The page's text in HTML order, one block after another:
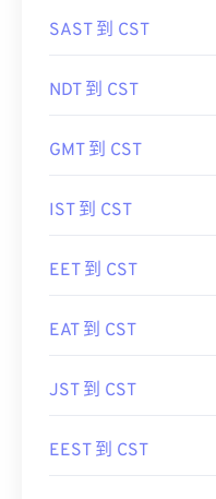
SAST 到 CST
NDT 到 CST
GMT 到 CST
IST 到 CST
EET 到 CST
EAT 到 CST
JST 到 CST
EEST 到 CST